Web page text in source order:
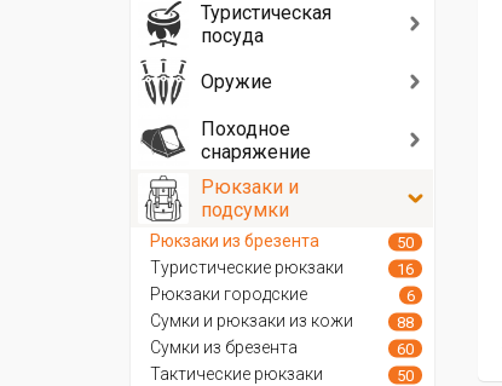
Туристическая
посуда
Оружие
Походное
снаряжение
Рюкзаки и
подсумки
Рюкзаки из брезента 50
Туристические рюкзаки 16
Рюкзаки городские 6
Сумки и рюкзаки из кожи 88
Сумки из брезента 60
Тактические рюкзаки 50